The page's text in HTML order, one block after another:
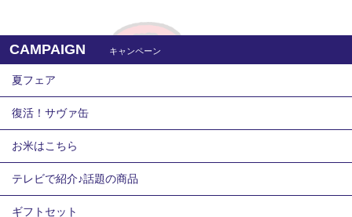
CAMPAIGN キャンペーン
夏フェア
復活！サヴァ缶
お米はこちら
テレビで紹介♪話題の商品
ギフトセット